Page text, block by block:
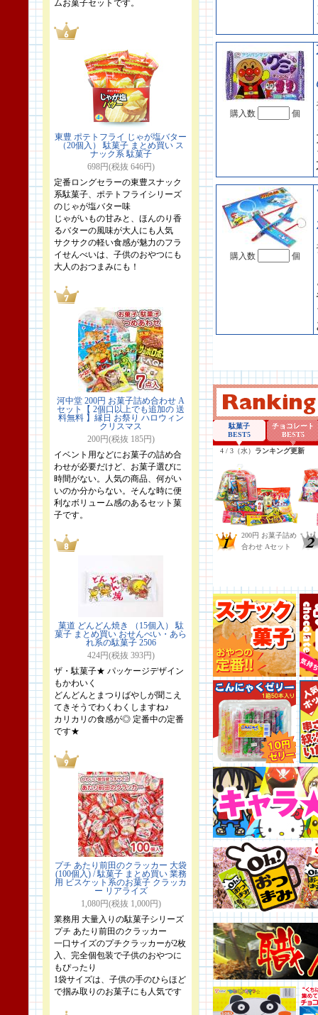
ムお菓子セットです。
東豊 ポテトフライ じゃが塩バター
（20個入） 駄菓子 まとめ買い ス
ナック系 駄菓子
698円(税抜 646円)
定番ロングセラーの東豊スナック
系駄菓子、ポテトフライシリーズ
のじゃが塩バター味
じゃがいもの甘みと、ほんのり香
るバターの風味が大人にも人気
サクサクの軽い食感が魅力のフラ
イせんべいは、子供のおやつにも
大人のおつまみにも！
河中堂 200円 お菓子詰め合わせ A
セット【 2個口以上でも追加の 送
料無料 】縁日 お祭り ハロウィン
クリスマス
200円(税抜 185円)
イベント用などにお菓子の詰め合
わせが必要だけど、お菓子選びに
時間がない。人気の商品、何がい
いのか分からない。そんな時に便
利なボリューム感のあるセット菓
子です。
菓道 どんどん焼き （15個入） 駄
菓子 まとめ買い おせんべい・あら
れ系の駄菓子 2506
424円(税抜 393円)
ザ・駄菓子★ パッケージデザイン
もかわいく
どんどんとまつりばやしが聞こえ
てきそうでわくわくしますね♪
カリカリの食感が◎ 定番中の定番
です★
プチ あたり前田のクラッカー 大袋
(100個入) / 駄菓子 まとめ買い 業務
用 ビスケット系のお菓子 クラッカ
ー リアライズ
1,080円(税抜 1,000円)
業務用 大量入りの駄菓子シリーズ
プチ あたり前田のクラッカー
一口サイズのプチクラッカーが2枚
入、完全個包装で子供のおやつに
もぴったり
1袋サイズは、子供の手のひらほど
で掴み取りのお菓子にも人気です
購入数 個
購入数 個